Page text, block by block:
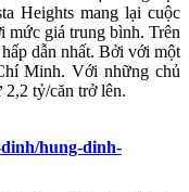
Heights mang lại cuộc
mức giá trung bình. Trên
dẫn nhất. Bởi với một
Minh. Với những chủ
tỷ/căn trở lên.
hung-dinh-